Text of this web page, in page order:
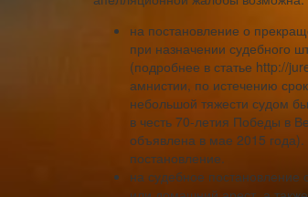
на постановление о
при назначении судебного
(подробнее в статье http://
амнистии, по истечению
небольшой тяжести судом
в честь 70-летия Победы в
объявлена в мае 2015
постановление.
на судебное